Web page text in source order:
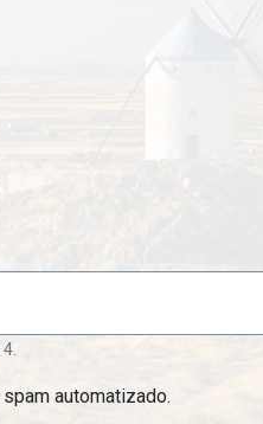
automatizado.